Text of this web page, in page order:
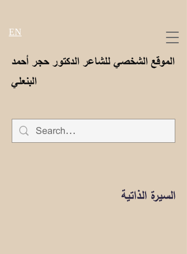
الموقع الشخصي للشاعر الدكتور حجر أحمد
البنعلي
EN
السيرة الذاتية